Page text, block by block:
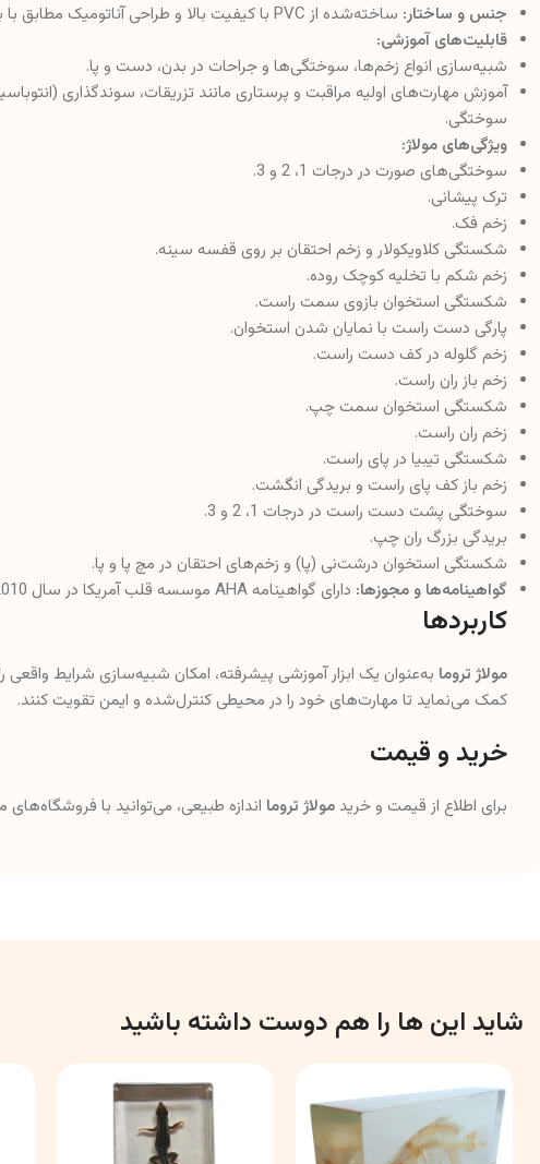
جنس و ساختار: ساخته‌شده از PVC با کیفیت بالا و طراحی آناتومیک مطابق با بدن انسان.
قابلیت‌های آموزشی:
شبیه‌سازی انواع زخم‌ها، سوختگی‌ها و جراحات در بدن، دست و پا.
آموزش مهارت‌های اولیه مراقبت و پرستاری مانند تزریقات، سوندگذاری
سوختگی.
ویژگی‌های مولاژ:
سوختگی‌های صورت در درجات 1، 2 و 3.
ترک پیشانی.
زخم فک.
شکستگی کلاویکولار و زخم احتقان بر روی قفسه سینه.
زخم شکم با تخلیه کوچک روده.
شکستگی استخوان بازوی سمت راست.
پارگی دست راست با نمایان شدن استخوان.
زخم گلوله در کف دست راست.
زخم باز ران راست.
شکستگی استخوان سمت چپ.
زخم ران راست.
شکستگی تیبیا در پای راست.
زخم باز کف پای راست و بریدگی انگشت.
سوختگی پشت دست راست در درجات 1، 2 و 3.
بریدگی بزرگ ران چپ.
شکستگی استخوان درشت‌نی (پا) و زخم‌های احتقان در مچ پا و پا.
گواهینامه‌ها و مجوزها: دارای گواهینامه AHA موسسه قلب آمریکا در سال 2010 و مجوزهای FDA، CE و ISO.
کاربردها
مولاژ تروما به‌عنوان یک ابزار آموزشی پیشرفته، امکان شبیه‌سازی شرایط
کمک می‌نماید تا مهارت‌های خود را در محیطی کنترل‌شده و ایمن تقویت کنند.
خرید و قیمت
برای اطلاع از قیمت و خرید مولاژ تروما اندازه طبیعی، می‌توانید با
شاید این ها را هم دوست داشته باشید